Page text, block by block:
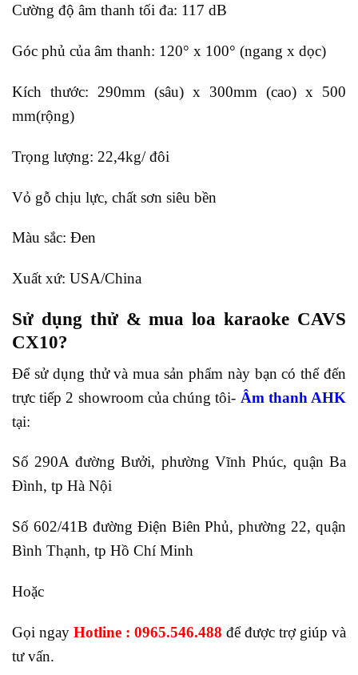
Cường độ âm thanh tối đa: 117 dB
Góc phủ của âm thanh: 120° x 100° (ngang x dọc)
Kích thước: 290mm (sâu) x 300mm (cao) x 500
mm(rộng)
Trọng lượng: 22,4kg/ đôi
Vỏ gỗ chịu lực, chất sơn siêu bền
Màu sắc: Đen
Xuất xứ: USA/China
Sử dụng thử & mua loa karaoke CAVS
CX10?
Để sử dụng thử và mua sản phẩm này bạn có thể đến
trực tiếp 2 showroom của chúng tôi- Âm thanh AHK
tại:
Số 290A đường Bưởi, phường Vĩnh Phúc, quận Ba
Đình, tp Hà Nội
Số 602/41B đường Điện Biên Phủ, phường 22, quận
Bình Thạnh, tp Hồ Chí Minh
Hoặc
Gọi ngay Hotline : 0965.546.488 để được trợ giúp và
tư vấn.